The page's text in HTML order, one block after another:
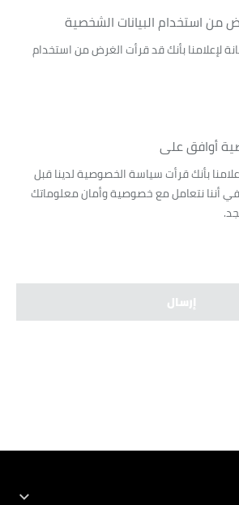
من استخدام البيانات الشخصية
لإعلامنا بأنك قد قرأت الغرض من استخدام
أوافق على
بأنك قرأت سياسة الخصوصية لدينا قبل
في أننا نتعامل مع خصوصية وأمان معلوماتك
إرسال